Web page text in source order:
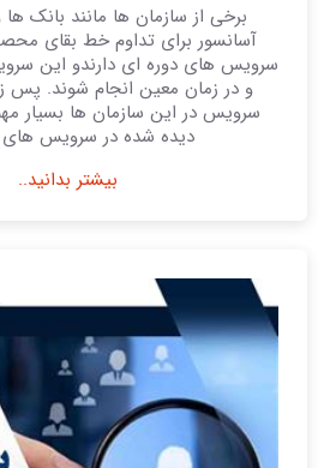
برخی از سازمان ها مانند بانک
آسانسور برای تداوم خط بقای
سرویس های دوره ای دارندو این
و در زمان معین انجام شوند. پس
سرویس در این سازمان ها بسیار
دیده شده در سرویس های
بیشتر بدانید..